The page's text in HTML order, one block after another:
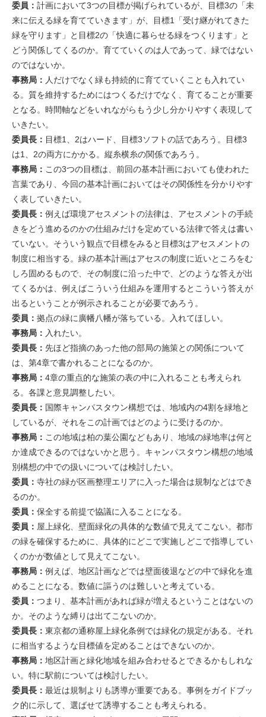
委員： 計画において3つの目標が掲げられているが、目標3の「未
来に伝える緑を育てていきます」が、目標1「受け継がれてきた
緑を守ります」と目標2の「快適に暮らせる緑をつくります」と
どう関係してくるのか。育てていくのは人であって、緑ではない
のではないか。
事務局： 人だけでなく緑も持続的に育てていくことも入れてい
る。質を維持するためにはつくるだけでなく、育てることが重要
となる。時間軸などをいれながらもう少し分かりやすく表現して
いきたい。
委員長： 目標1、2はハード、目標3ソフトの話であろう。目標3
は1、2の両方にかかる。縦糸横糸の関係であろう。
事務局： この3つの目標は、前回の基本計画においても使われた
言葉であり、今回の基本計画においてはその関係性を分かりやす
く表していきたい。
委員長： 例えば環境アセスメントの法律は、アセスメントの手続
きをどう進めるのかの仕組みだけを定めている法律で答えは書い
ていない。そういう観点で目標をみると目標3はアセスメントの
制度に相当する。緑の基本計画はアセスの制度に近いところをむ
しろ固めるもので、その制度に沿った中で、どのような答えが出
てくるかは、例えばこういう仕組みを運用するとこういう答えが
出るということが例示されることが必要であろう。
委員： 拠点の緑に廣幡八幡が落ちている。入れてほしい。
事務局： 入れたい。
委員長： 先ほど指摘のあった他の部局の施策との関係について
は、第4章で書かれることになるのか。
事務局： 4章の重点的な施策の表の中に入れることも考えられ
る。各課と意見調整したい。
委員長： 国際キャンパスタウン構想では、地域内の4割を緑地と
しているが、それをこの計画ではどのように受けるのか。
事務局： この地域は柏の葉公園などもあり、地域の緑地率は何と
か達成できるのではないかと思う。キャンパスタウン構想の地域
別構想の中での扱いについては検討したい。
委員： 寺社の緑が区画整理エリアに入った場合は規制などはでき
るのか。
委員： 保全する前提で協議に入ることになる。
委員： 屋上緑化、壁面緑化の具体的な数値で見えてこない。都市
の緑を確保するために、具体的にどこで実施しどこで指導してい
くのかが数値として見えてこない。
事務局： 例えば、地区計画などでは壁面後退などの中で緑化を進
めることになる。数値に謳うのは難しいと考えている。
委員： つまり、基本計画があれば緑が増えるということはないの
か。そのような縛りは出てこないのか。
委員長： 東京都の通称屋上緑化条例では緑化の規定がある。それ
に相当するような目標値を定めることはできないのか。
事務局： 地区計画と緑化地域を組み合わせるとできるかもしれな
い。特に駅前については検討したい。
委員長： 最近は規制よりも誘導が重要である。事例をガイドブッ
ク的に示して、選ばせて誘導することも考えられる。